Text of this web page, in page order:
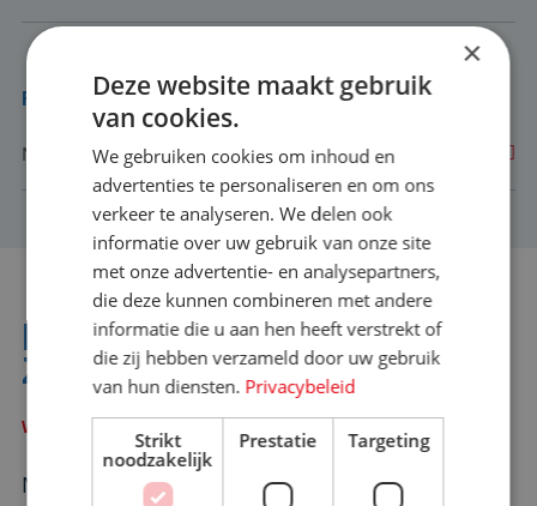
Recent
Nieuwe cao beschikbaar als PDF
NIET GEVONDEN WAT JE
ZOCHT?
WE HELPEN JE GRAAG VERDER
Neem contact met ons op en we zorgen voor
×
Deze website maakt gebruik
van cookies.
We gebruiken cookies om inhoud en
advertenties te personaliseren en om ons
verkeer te analyseren. We delen ook
informatie over uw gebruik van onze site
met onze advertentie- en analysepartners,
die deze kunnen combineren met andere
informatie die u aan hen heeft verstrekt of
die zij hebben verzameld door uw gebruik
van hun diensten. Privacybeleid
Strikt
noodzakelijk
Prestatie Targeting